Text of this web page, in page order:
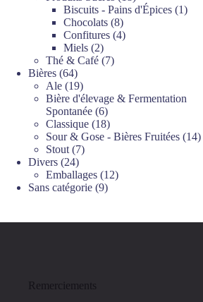
produits
Biscuits - Pains d'Épices 11
Chocolats 88
produits
Confitures 44
Miels 22
produits
Thé & Café 77
Bières 6464
produits
Ale 1919
produits
Bière d'élevage & Fermentation
Spontanée 66
produits
Classique 1818
produits
Sour & Gose - Bières Fruitées 1414
Stout 77
Divers 2424
produits
Emballages 1212
Sans catégorie 99
Remerciements